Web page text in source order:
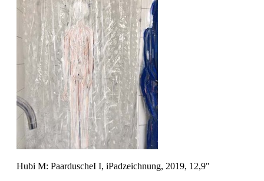
Hubi M: PaarduscheI I, iPadzeichnung, 2019, 12,9"